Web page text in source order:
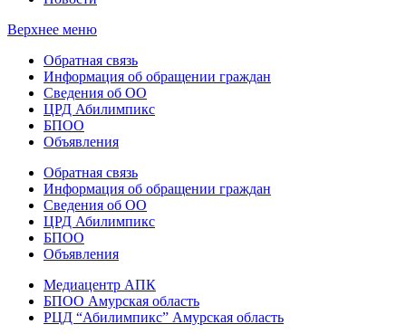
Верхнее меню
Обратная связь
Информация об обращении граждан
Сведения об ОО
ЦРД Абилимпикс
БПОО
Объявления
Обратная связь
Информация об обращении граждан
Сведения об ОО
ЦРД Абилимпикс
БПОО
Объявления
Медиацентр АПК
БПОО Амурская область
РЦД “Абилимпикс” Амурская область